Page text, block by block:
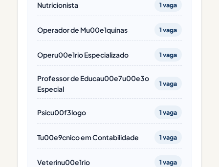
Nutricionista 1 vaga
Operador de Mu00e1quinas 1 vaga
Operu00e1rio Especializado 1 vaga
Professor de Educau00e7u00e3o
Especial
1 vaga
Psicu00f3logo 1 vaga
Tu00e9cnico em Contabilidade 1 vaga
Veterinu00e1rio 1 vaga